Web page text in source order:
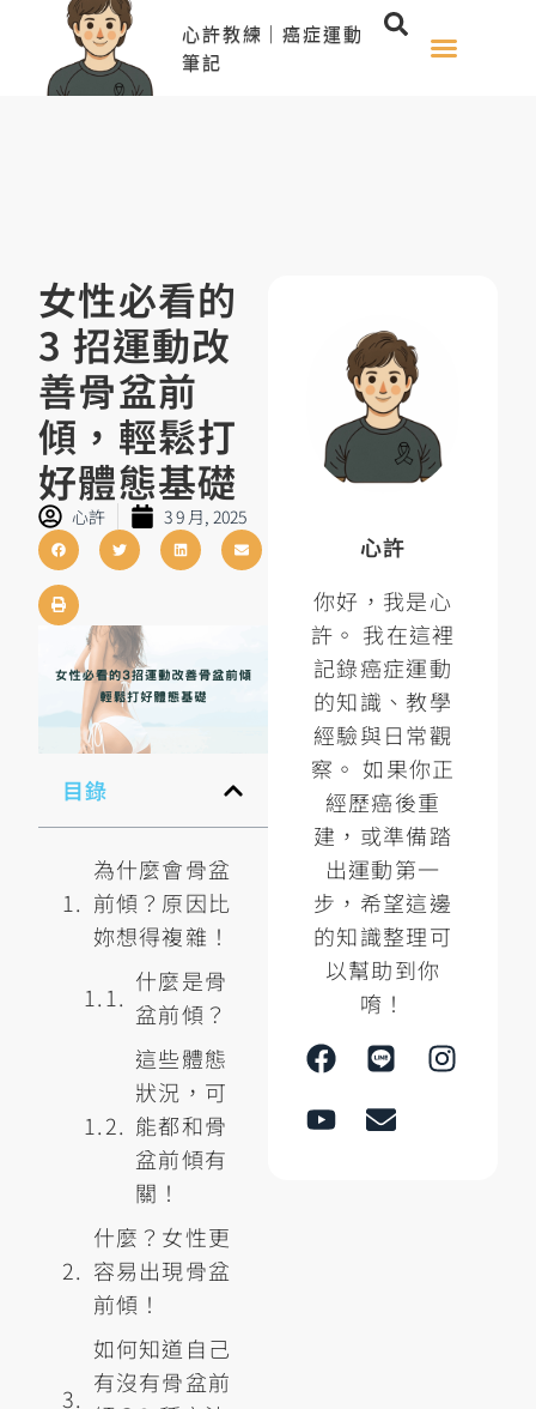
心許教練｜癌症運動
筆記
女性必看的
3 招運動改
善骨盆前
傾，輕鬆打
好體態基礎
心許 3 9 月, 2025
目錄
為什麼會骨盆
前傾？原因比
妳想得複雜！
什麼是骨
盆前傾？
這些體態
狀況，可
能都和骨
盆前傾有
關！
什麼？女性更
容易出現骨盆
前傾！
如何知道自己
有沒有骨盆前
心許
你好，我是心
許。 我在這裡
記錄癌症運動
的知識、教學
經驗與日常觀
察。 如果你正
經歷癌後重
建，或準備踏
出運動第一
步，希望這邊
的知識整理可
以幫助到你
唷！